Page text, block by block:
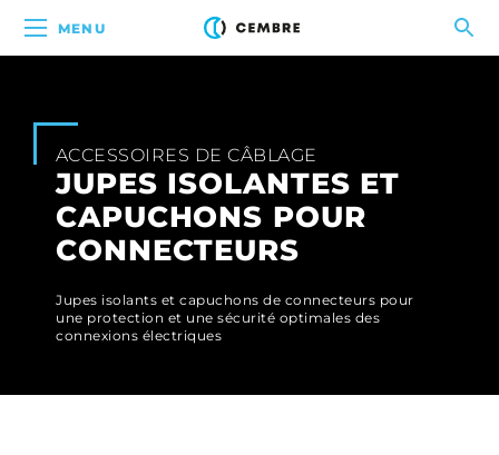
MENU
ACCESSOIRES DE CÂBLAGE
JUPES ISOLANTES ET
CAPUCHONS POUR
CONNECTEURS
Jupes isolants et capuchons de connecteurs pour
une protection et une sécurité optimales des
connexions électriques